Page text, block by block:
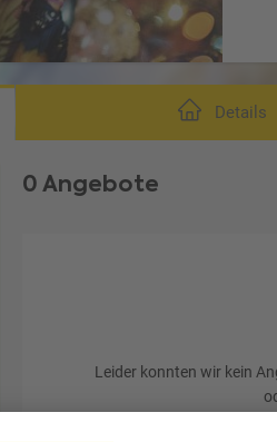
Details
0 Angebote
Leider konnten wir kein